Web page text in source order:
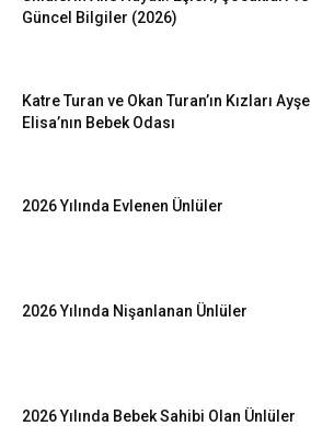
Güncel Bilgiler (2026)
Katre Turan ve Okan Turan’ın Kızları Ayşe
Elisa’nın Bebek Odası
2026 Yılında Evlenen Ünlüler
2026 Yılında Nişanlanan Ünlüler
2026 Yılında Bebek Sahibi Olan Ünlüler